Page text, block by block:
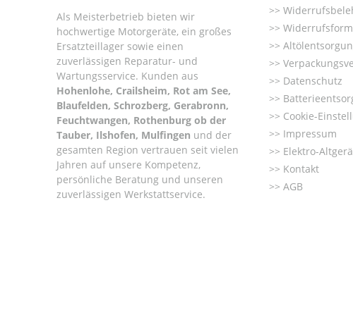
Als Meisterbetrieb bieten wir
hochwertige Motorgeräte, ein großes
Ersatzteillager sowie einen
zuverlässigen Reparatur- und
Wartungsservice. Kunden aus
Hohenlohe, Crailsheim, Rot am See,
Blaufelden, Schrozberg, Gerabronn,
Feuchtwangen, Rothenburg ob der
Tauber, Ilshofen, Mulfingen und der
gesamten Region vertrauen seit vielen
Jahren auf unsere Kompetenz,
persönliche Beratung und unseren
zuverlässigen Werkstattservice.
Datenschutz
Cookie-
Impressum
Elektro-
Kontakt
AGB